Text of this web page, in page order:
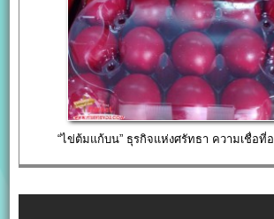
“ไข่ต้มแก้บน” ธุรกิจแห่งศรัทธา ความเชื่อที่